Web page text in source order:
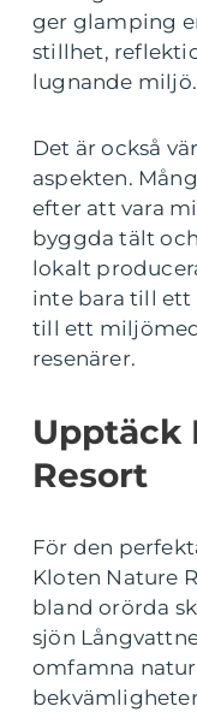
ger glamping
stillhet,
lugnande miljö.
Det är också
aspekten.
efter att vara
byggda tält
lokalt
inte bara till ett
till ett
resenärer.
Upptäck
Resort
För den
Kloten Nature
bland orörda
sjön
omfamna